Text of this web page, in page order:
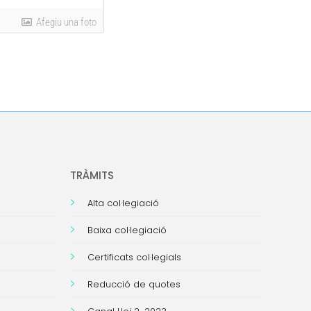
Afegiu una foto
TRÀMITS
Alta col·legiació
Baixa col·legiació
Certificats col·legials
Reducció de quotes